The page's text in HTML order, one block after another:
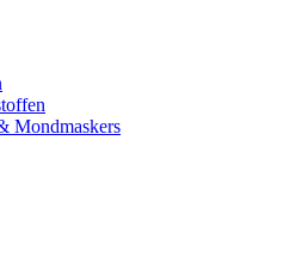
Mondmaskers